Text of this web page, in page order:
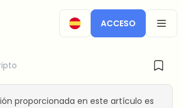
ACCESO
proporcionada en este artículo es